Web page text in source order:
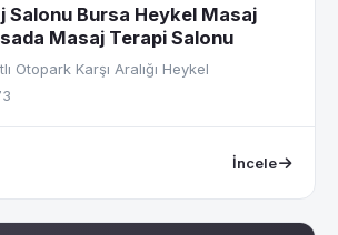
Salonu Bursa Heykel Masaj
Masaj Terapi Salonu
Otopark Karşı Aralığı Heykel
İncele